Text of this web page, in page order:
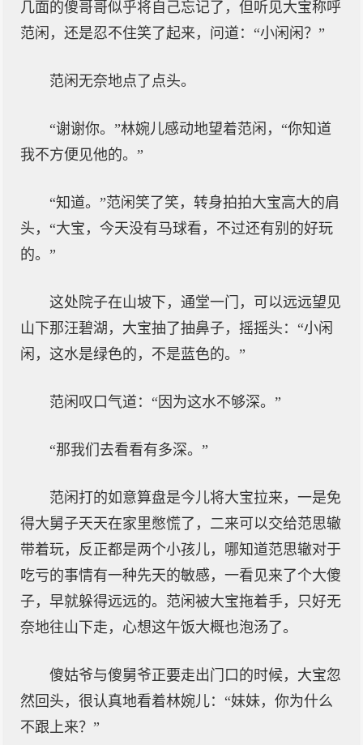
几面的傻哥哥似乎将自己忘记了，但听见大宝称呼
范闲，还是忍不住笑了起来，问道：“小闲闲？”
范闲无奈地点了点头。
“谢谢你。”林婉儿感动地望着范闲，“你知道
我不方便见他的。”
“知道。”范闲笑了笑，转身拍拍大宝高大的肩
头，“大宝，今天没有马球看，不过还有别的好玩
的。”
这处院子在山坡下，通堂一门，可以远远望见
山下那汪碧湖，大宝抽了抽鼻子，摇摇头：“小闲
闲，这水是绿色的，不是蓝色的。”
范闲叹口气道：“因为这水不够深。”
“那我们去看看有多深。”
范闲打的如意算盘是今儿将大宝拉来，一是免
得大舅子天天在家里憋慌了，二来可以交给范思辙
带着玩，反正都是两个小孩儿，哪知道范思辙对于
吃亏的事情有一种先天的敏感，一看见来了个大傻
子，早就躲得远远的。范闲被大宝拖着手，只好无
奈地往山下走，心想这午饭大概也泡汤了。
傻姑爷与傻舅爷正要走出门口的时候，大宝忽
然回头，很认真地看着林婉儿：“妹妹，你为什么
不跟上来？”